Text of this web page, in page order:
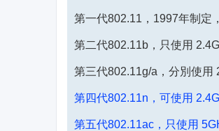
第一代802.11，1997年制定
第二代802.11b，只使用
第三代802.11g/a，分別使用
第四代802.11n，可使用
第五代802.11ac，只使用